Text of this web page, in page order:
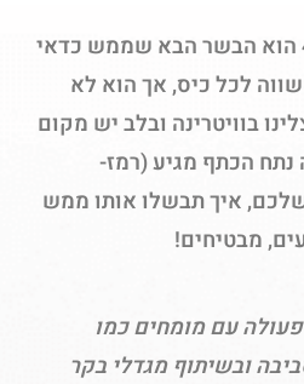
אם אתם מחשיבים את עצמכם כאוהבי בשרים, אז נתח מספר 4 הוא הבשר הבא שממש כדאי
לכל כיס, אך הוא לא
בוויטרינה ובלב יש מקום
הכתף מגיע (רמז-
איך תבשלו אותו ממש
מבטיחים!
בשיתוף פעולה עם מומחים כמו
ובשיתוף מגדלי בקר